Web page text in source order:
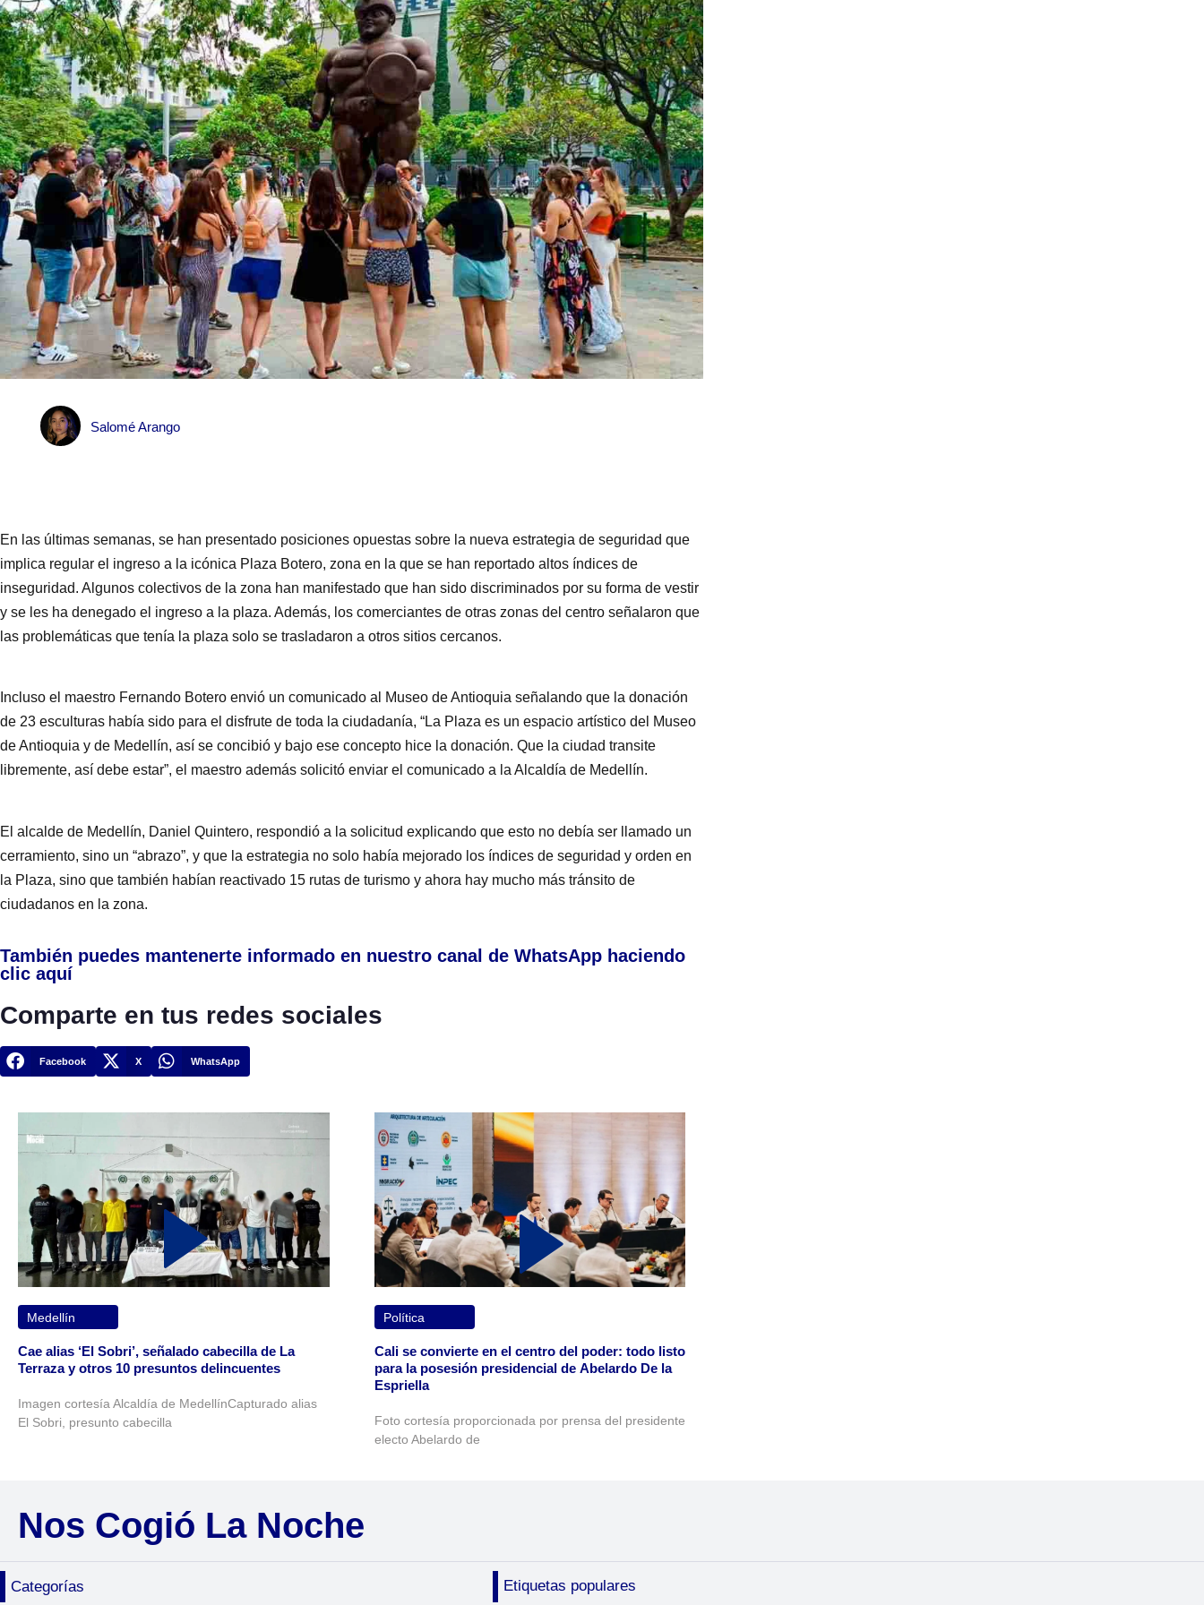
Salomé Arango
En las últimas semanas, se han presentado posiciones opuestas sobre la nueva estrategia de seguridad que
implica regular el ingreso a la icónica Plaza Botero, zona en la que se han reportado altos índices de
inseguridad. Algunos colectivos de la zona han manifestado que han sido discriminados por su forma de vestir
y se les ha denegado el ingreso a la plaza. Además, los comerciantes de otras zonas del centro señalaron que
las problemáticas que tenía la plaza solo se trasladaron a otros sitios cercanos.
Incluso el maestro Fernando Botero envió un comunicado al Museo de Antioquia señalando que la donación
de 23 esculturas había sido para el disfrute de toda la ciudadanía, “La Plaza es un espacio artístico del Museo
de Antioquia y de Medellín, así se concibió y bajo ese concepto hice la donación. Que la ciudad transite
libremente, así debe estar”, el maestro además solicitó enviar el comunicado a la Alcaldía de Medellín.
El alcalde de Medellín, Daniel Quintero, respondió a la solicitud explicando que esto no debía ser llamado un
cerramiento, sino un “abrazo”, y que la estrategia no solo había mejorado los índices de seguridad y orden en
la Plaza, sino que también habían reactivado 15 rutas de turismo y ahora hay mucho más tránsito de
ciudadanos en la zona.
También puedes mantenerte informado en nuestro canal de WhatsApp haciendo
clic aquí
Comparte en tus redes sociales
Facebook X WhatsApp
Medellín
Cae alias ‘El Sobri’, señalado cabecilla de La
Terraza y otros 10 presuntos delincuentes
Imagen cortesía Alcaldía de MedellínCapturado alias
El Sobri, presunto cabecilla
Política
Cali se convierte en el centro del poder: todo listo
para la posesión presidencial de Abelardo De la
Espriella
Foto cortesía proporcionada por prensa del presidente
electo Abelardo de
Nos Cogió La Noche
Categorías Etiquetas populares